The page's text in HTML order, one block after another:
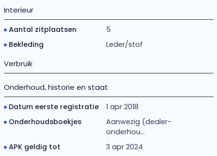
Interieur
Aantal zitplaatsen
5
Bekleding
Leder/stof
Verbruik
Onderhoud, historie en staat
Datum eerste registratie
1 apr 2018
Onderhoudsboekjes
Aanwezig (dealer-
onderhou...
APK geldig tot
3 apr 2024